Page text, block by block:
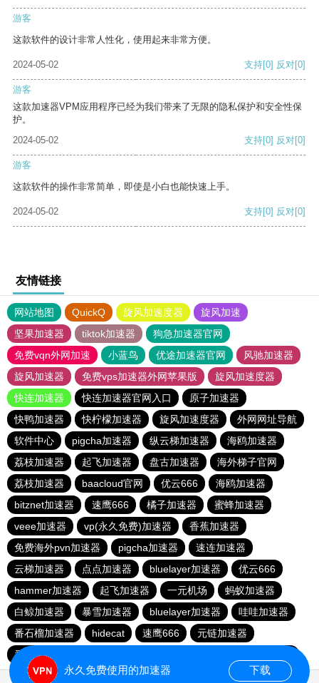
游客
这款软件的设计非常人性化，使用起来非常方便。
2024-05-02 支持[0] 反对[0]
游客
这款加速器VPM应用程序已经为我们带来了无限的隐私保护和安全性保
护。
2024-05-02
支持[0] 反对[0]
游客
这款软件的操作非常简单，即使是小白也能快速上手。
2024-05-02 支持[0] 反对[0]
友情链接
网站地图 QuickQ 旋风加速度器
旋风加速
坚果加速器
tiktok加速器
狗急加速器官网
免费vqn外网加速
小蓝鸟 优途加速器官网
风驰加速器
旋风加速器
免费vps加速器外网苹果版
旋风加速度器
快连加速器
快连加速器官网入口
原子加速器
快鸭加速器
快柠檬加速器 旋风加速度器
外网网址导航
软件中心
pigcha加速器 纵云梯加速器
海鸥加速器
荔枝加速器
起飞加速器 盘古加速器
海外梯子官网
荔枝加速器
baacloud官网 优云666
海鸥加速器
bitznet加速器
速鹰666 橘子加速器
蜜蜂加速器
veee加速器
vp(永久免费)加速器
香蕉加速器
免费海外pvn加速器
pigcha加速器
速连加速器
云梯加速器
点点加速器 bluelayer加速器
优云666
hammer加速器
起飞加速器 一元机场
蚂蚁加速器
白鲸加速器
暴雪加速器 bluelayer加速器
哇哇加速器
番石榴加速器
hidecat 速鹰666
元链加速器
番石榴加速器
永久免费使用的加速器 下载